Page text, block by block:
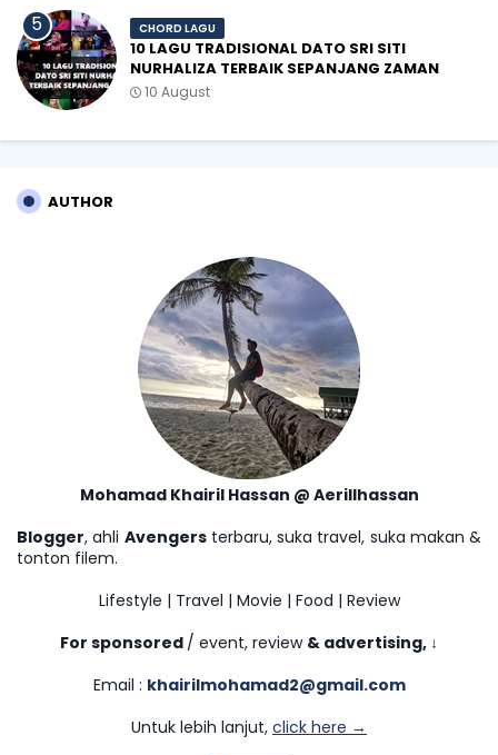
CHORD LAGU
10 LAGU TRADISIONAL DATO SRI SITI
NURHALIZA TERBAIK SEPANJANG ZAMAN
10 August
AUTHOR
Mohamad Khairil Hassan @ Aerillhassan
Blogger, ahli Avengersterbaru, suka travel, suka makan &
tonton filem.
Lifestyle | Travel | Movie | Food | Review
For sponsored / event, review & advertising, ↓
Email : khairilmohamad2@gmail.com
Untuk lebih lanjut, click here →